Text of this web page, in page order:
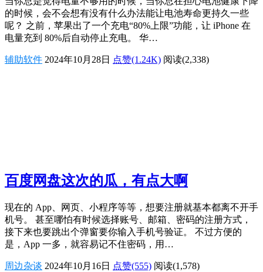
的时候，会不会想有没有什么办法能让电池寿命更持久一些
呢？ 之前，苹果出了一个充电“80%上限”功能，让 iPhone 在
电量充到 80%后自动停止充电。 华…
辅助软件 2024年10月28日 点赞(1.24K) 阅读(2,338)
百度网盘这次的瓜，有点大啊
现在的 App、网页、小程序等等，想要注册就基本都离不开手
机号。 甚至哪怕有时候选择账号、邮箱、密码的注册方式，
接下来也要跳出个弹窗要你输入手机号验证。 不过方便的
是，App 一多，就容易记不住密码，用…
周边杂谈 2024年10月16日 点赞(555) 阅读(1,578)